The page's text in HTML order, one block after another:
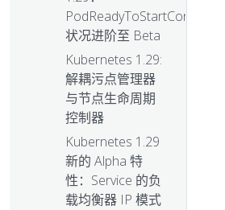
PodReadyToStartContainers
状况进阶至 Beta
Kubernetes 1.29:
解耦污点管理器
与节点生命周期
控制器
Kubernetes 1.29
新的 Alpha 特
性：Service 的负
载均衡器 IP 模式